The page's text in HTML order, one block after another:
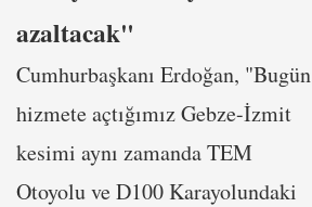
azaltacak"
Cumhurbaşkanı Erdoğan, "Bugün
hizmete açtığımız Gebze-İzmit
kesimi aynı zamanda TEM
Otoyolu ve D100 Karayolundaki